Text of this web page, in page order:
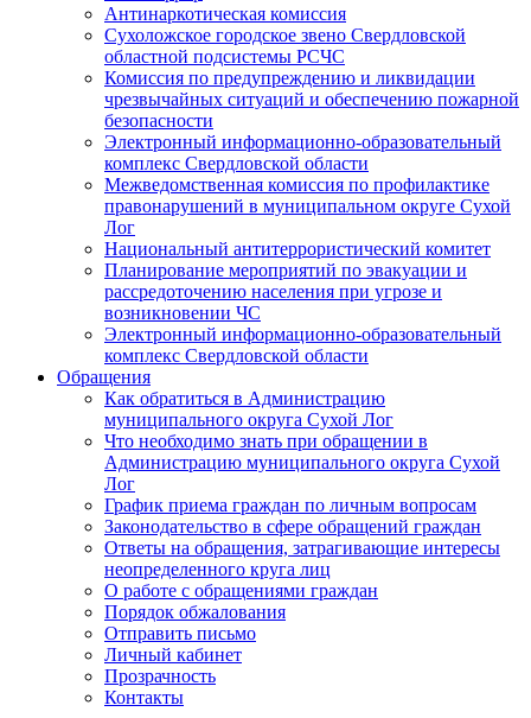
Антинаркотическая комиссия
Сухоложское городское звено Свердловской
областной подсистемы РСЧС
Комиссия по предупреждению и ликвидации
чрезвычайных ситуаций и обеспечению пожарной
безопасности
Электронный информационно-образовательный
комплекс Cвердловской области
Межведомственная комиссия по профилактике
правонарушений в муниципальном округе Сухой
Лог
Национальный антитеррористический комитет
Планирование мероприятий по эвакуации и
рассредоточению населения при угрозе и
возникновении ЧС
Электронный информационно-образовательный
комплекс Свердловской области
Обращения
Как обратиться в Администрацию
муниципального округа Сухой Лог
Что необходимо знать при обращении в
Администрацию муниципального округа Сухой
Лог
График приема граждан по личным вопросам
Законодательство в сфере обращений граждан
Ответы на обращения, затрагивающие интересы
неопределенного круга лиц
О работе с обращениями граждан
Порядок обжалования
Отправить письмо
Личный кабинет
Прозрачность
Контакты